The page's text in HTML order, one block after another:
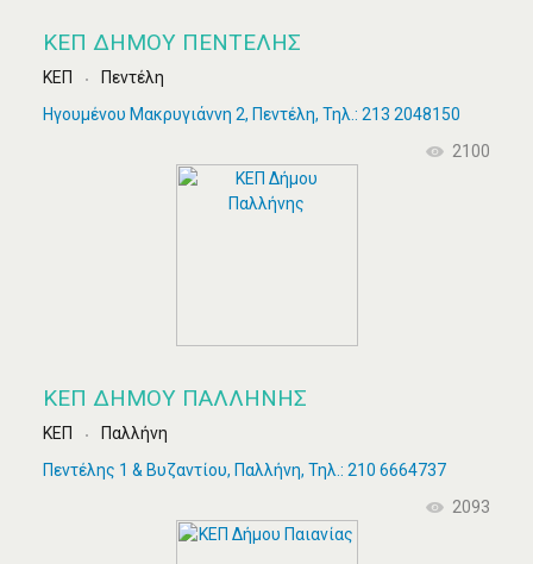
ΚΕΠ ΔΉΜΟΥ ΠΕΝΤΈΛΗΣ
ΚΕΠ
Πεντέλη
Ηγουμένου Μακρυγιάννη 2, Πεντέλη, Τηλ.: 213 2048150
2100
ΚΕΠ ΔΉΜΟΥ ΠΑΛΛΉΝΗΣ
ΚΕΠ
Παλλήνη
Πεντέλης 1 & Βυζαντίου, Παλλήνη, Τηλ.: 210 6664737
2093